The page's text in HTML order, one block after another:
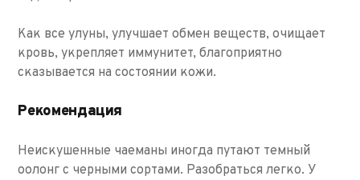
Как все улуны, улучшает обмен веществ, очищает
кровь, укрепляет иммунитет, благоприятно
сказывается на состоянии кожи.
Рекомендация
Неискушенные чаеманы иногда путают темный
оолонг с черными сортами. Разобраться легко. У